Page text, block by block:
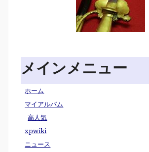
メインメニュー
ホーム
マイアルバム
高人気
xpwiki
ニュース